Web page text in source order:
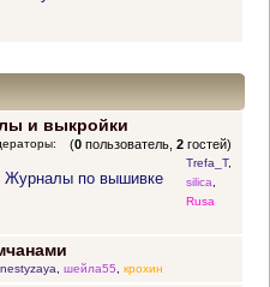
и выкройки
(0 пользователь,2 гостей)
Журналы по вышивке
Trefa_T,
silica,
Rusa
nestyzaya, шейла55, крохин